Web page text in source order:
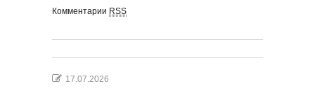
Комментарии RSS
17.07.2026